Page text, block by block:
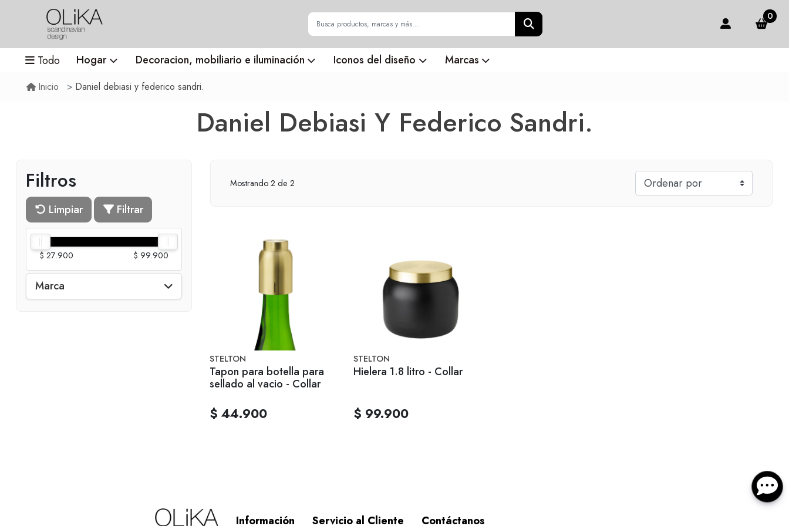
0
Todo Hogar Decoracion, mobiliario e iluminación Iconos del diseño Marcas
Inicio Daniel debiasi y federico sandri.
Daniel Debiasi Y Federico Sandri.
Filtros
Limpiar Filtrar
$ 27.900 $ 99.900
Marca
Mostrando 2 de 2
STELTON
Tapon para botella para
sellado al vacio - Collar
$ 44.900
STELTON
Hielera 1.8 litro - Collar
$ 99.900
Información Servicio al Cliente Contáctanos